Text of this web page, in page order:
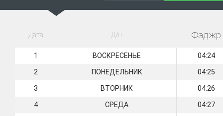
Дата Д/н Фаджр
1 ВОСКРЕСЕНЬЕ 04:24
2 ПОНЕДЕЛЬНИК 04:25
3 ВТОРНИК 04:26
4 СРЕДА 04:27